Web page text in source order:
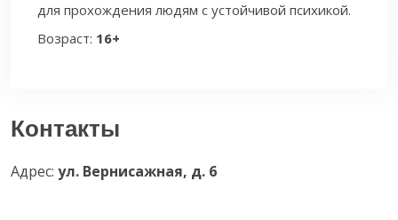
для прохождения людям с устойчивой психикой.
Возраст: 16+
Контакты
Адрес: ул. Вернисажная, д. 6